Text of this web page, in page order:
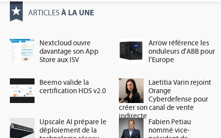
ARTICLES À LA UNE
Nextcloud ouvre
davantage son App
Store aux ISV
Arrow référence les
onduleurs d'ABB pour
l'Europe
Beemo valide la
certification HDS v2.0
Laetitia Varin rejoint
Orange
Cyberdefense pour
créer son canal de vente
indirecte
Upscale AI prépare le
déploiement de la
Fabien Petiau
nommé vice-